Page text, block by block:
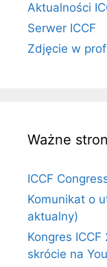
Aktualności
Serwer ICCF
Zdjęcie w
Ważne
ICCF
Komunikat o
aktualny)
Kongres
skrócie na